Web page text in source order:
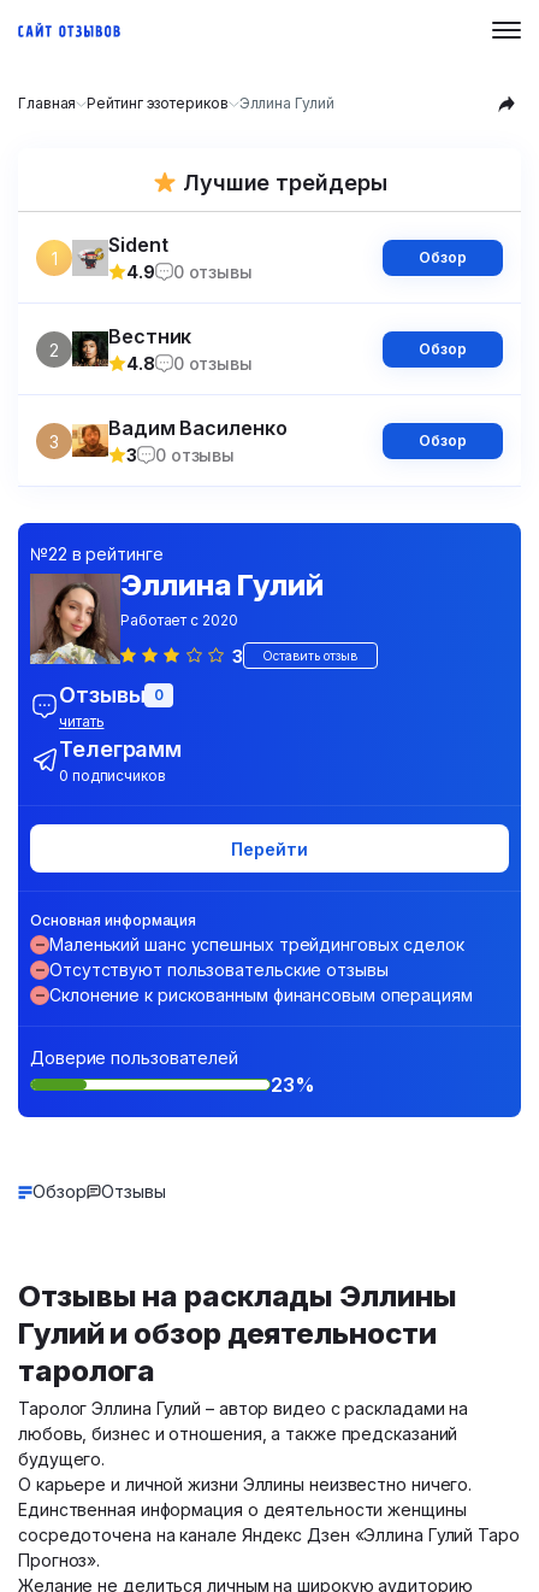
Главная Рейтинг эзотериков Эллина Гулий
Лучшие трейдеры
1
Sident
4.9 0 отзывы
Обзор
2
Вестник
4.8 0 отзывы
Обзор
3
Вадим Василенко
3 0 отзывы
Обзор
№22 в рейтинге
Эллина Гулий
Работает с 2020
3 Оставить отзыв
Отзывы 0
читать
Телеграмм
0 подписчиков
Основная информация
Маленький шанс успешных трейдинговых сделок
Отсутствуют пользовательские отзывы
Склонение к рискованным финансовым операциям
Перейти
Доверие пользователей
23%
Обзор Отзывы
Отзывы на расклады Эллины
Гулий и обзор деятельности
таролога
Таролог Эллина Гулий – автор видео с раскладами на
любовь, бизнес и отношения, а также предсказаний
будущего.
О карьере и личной жизни Эллины неизвестно ничего.
Единственная информация о деятельности женщины
сосредоточена на канале Яндекс Дзен «Эллина Гулий Таро
Прогноз».
Желание не делиться личным на широкую аудиторию